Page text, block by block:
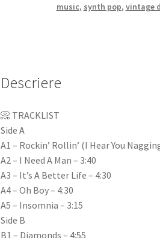
music, synth pop, vintage
Descriere
📀 TRACKLIST
Side A
A1 – Rockin’ Rollin’ (I Hear You
A2 – I Need A Man – 3:40
A3 – It’s A Better Life – 4:30
A4 – Oh Boy – 4:30
A5 – Insomnia – 3:15
Side B
B1 – Diamonds – 4:55